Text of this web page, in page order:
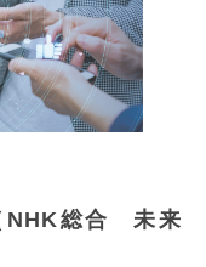
NHK総合 未来